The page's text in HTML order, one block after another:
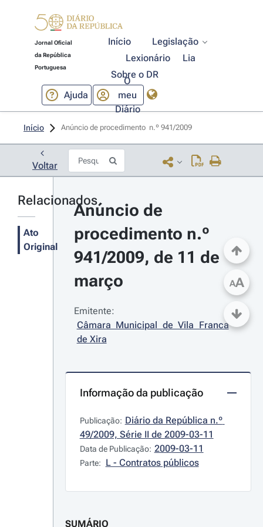
Jornal Oficial
da República
Portuguesa
Início
Legislação
Lexionário
Lia
Sobre o DR
Ajuda
O
meu
Diário
Início Anúncio de procedimento  n.º 941/2009
Voltar
Relacionados
Ato
Original
Anúncio de
procedimento n.º
941/2009, de 11 de
março
Emitente:
Câmara Municipal de Vila Franca
de Xira
Informação da publicação
Publicação: Diário da República n.º
49/2009, Série II de 2009-03-11
Data de Publicação: 2009-03-11
Parte: L - Contratos públicos
SUMÁRIO
AA